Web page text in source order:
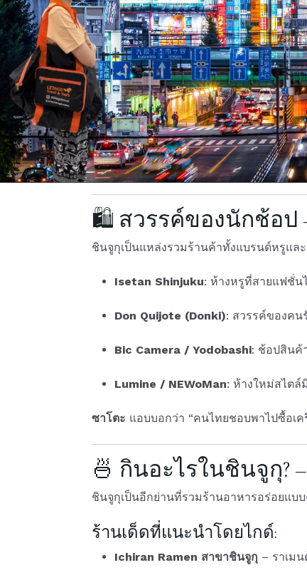
🛍️ สวรรค์ของนักช้อป –
ชินจูกุเป็นแหล่งรวมร้านค้าทั้งแบรนด์หรูแล
Isetan Shinjuku: ห้างหรูที่สายแฟชั่น
Don Quijote (Donki): สวรรค์ของคน
Bic Camera / Yodobashi: ช้อปสินค้
Lumine / NEWoMan: ห้างใหม่สไตล์
ซาโตะ แอบบอกว่า “คนไทยชอบพาไปซื้อเ
🍜 กินอะไรในชินจูกุ
ชินจูกุเป็นอีกย่านที่รวมร้านอาหารอร่อยแบ
ร้านเด็ดที่แนะนำโดยไกด์:
Ichiran Ramen สาขาชินจูกุ – ราเม